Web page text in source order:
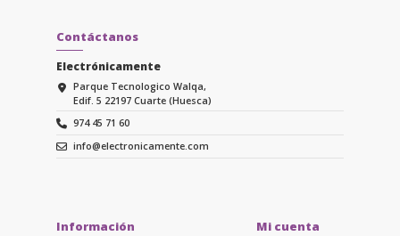
Contáctanos
Electrónicamente
Parque Tecnologico Walqa,
Edif. 5 22197 Cuarte (Huesca)
974 45 71 60
info@electronicamente.com
Información Mi cuenta